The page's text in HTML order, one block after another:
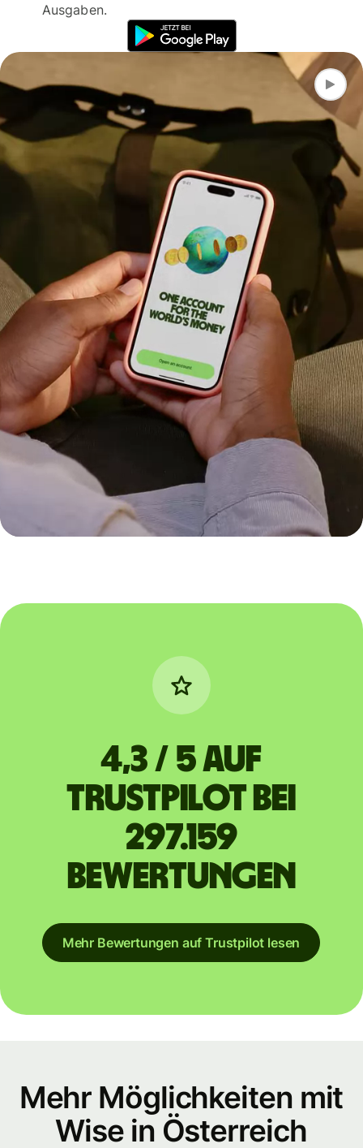
Ausgaben.
4,3 / 5 auf
Trustpilot bei
297.159
Bewertungen
Mehr Bewertungen auf Trustpilot lesen
Mehr Möglichkeiten mit
Wise in Österreich